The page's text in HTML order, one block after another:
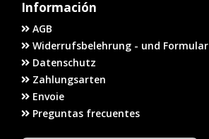
Información
AGB
Widerrufsbelehrung - und Formular
Datenschutz
Zahlungsarten
Envoie
Preguntas frecuentes